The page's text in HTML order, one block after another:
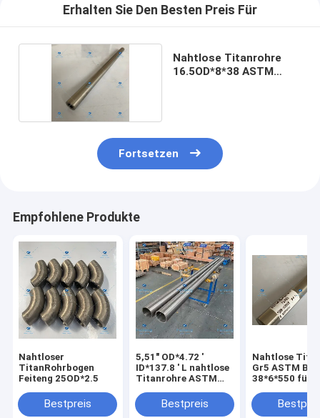
Erhalten Sie Den Besten Preis Für
Nahtlose Titanrohre
16.5OD*8*38 ASTM
Fortsetzen
Empfohlene Produkte
Nahtloser
TitanRohrbogen
Feiteng 25OD*2.5
Bestpreis
5,51" OD*4.72 '
ID*137.8 ' L nahtlose
Titanrohre ASTM
Bestpreis
Nahtlose
Gr5 ASTM
38*6*550 für
Ausrüstung